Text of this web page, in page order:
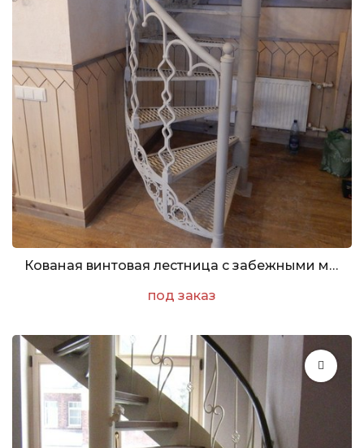
Кованая винтовая лестница с забежными металлическими ступенями из ПВЛ
под заказ